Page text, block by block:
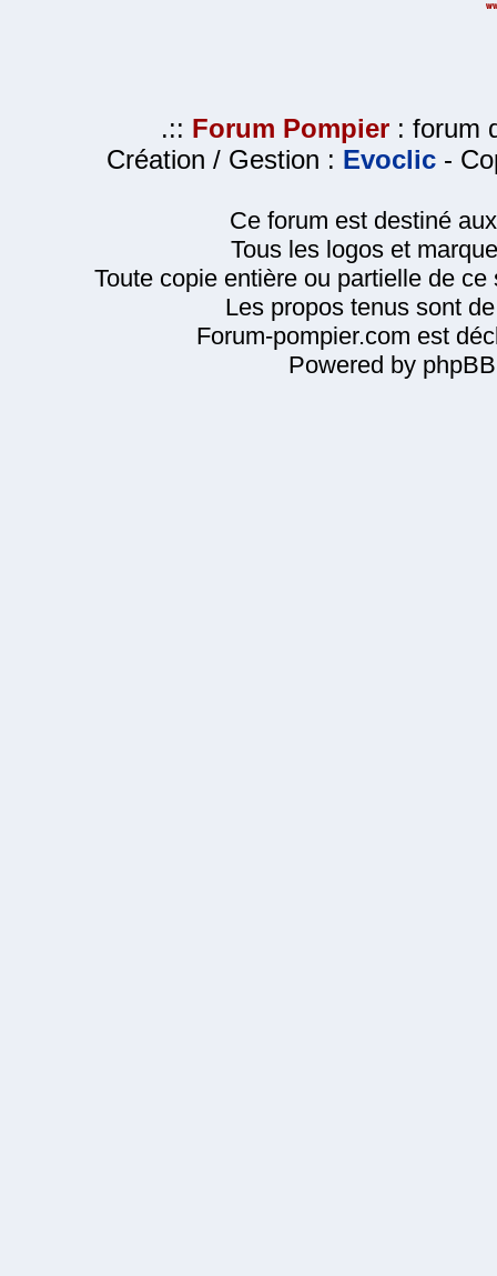
.:: Forum Pompier : forum
Création / Gestion : Evoclic -
Ce forum est destiné
Tous les logos et
Toute copie entière ou partielle de
Les propos tenus sont
Forum-pompier.com est
Powered by